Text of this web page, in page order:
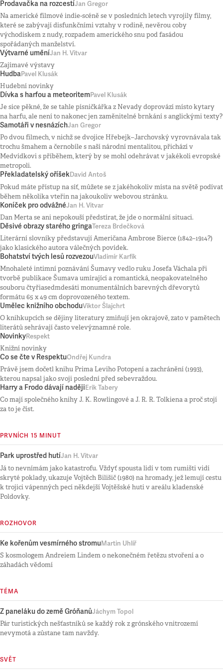
Prodavačka na rozcestíJan Gregor
Na americké filmové indie-scéně se v posledních letech vyrojily filmy,
které se zabývají disfunkčními vztahy v rodině, nevěrou coby
východiskem z nudy, rozpadem amerického snu pod fasádou
spořádaných manželství.
Výtvarné uměníJan H. Vitvar
Zajímavé výstavy
HudbaPavel Klusák
Hudební novinky
Dívka s harfou a meteoritemPavel Klusák
Je sice pěkné, že se tahle písničkářka z Nevady doprovází místo kytary
na harfu, ale není to nakonec jen zaměnitelné brnkání s anglickými texty?
Samotáři v nesnázíchJan Gregor
Po dvou filmech, v nichž se dvojice Hřebejk–Jarchovský vyrovnávala tak
trochu šmahem a černobíle s naší národní mentalitou, přichází v
Medvídkovi s příběhem, který by se mohl odehrávat v jakékoli evropské
metropoli.
Překladatelský oříšekDavid Antoš
Pokud máte přístup na síť, můžete se z jakéhokoliv místa na světě podívat
během několika vteřin na jakoukoliv webovou stránku.
Koníček pro odvážnéJan H. Vitvar
Dan Merta se ani nepokouší předstírat, že jde o normální situaci.
Děsivé obrazy starého gringaTereza Brdečková
Literární slovníky představují Američana Ambrose Bierce (1842–1914?)
jako klasického autora válečných povídek.
Bohatství tvých lesů rozvezouVladimír Karfík
Mnohaleté intimní poznávání Šumavy vedlo ruku Josefa Váchala při
tvorbě publikace Šumava umírající a romantická, neopakovatelného
souboru čtyřiasedmdesáti monumentálních barevných dřevorytů
formátu 65 x 49 cm doprovozeného textem.
Umělec knižního obchoduViktor Šlajchrt
O knihkupcích se dějiny literatury zmiňují jen okrajově, zato v pamětech
literátů sehrávají často velevýznamné role.
NovinkyRespekt
Knižní novinky
Co se čte v RespektuOndřej Kundra
Právě jsem dočetl knihu Prima Leviho Potopení a zachránění (1993),
kterou napsal jako svoji poslední před sebevraždou.
Harry a Frodo dávají nadějiErik Tabery
Co mají společného knihy J. K. Rowlingové a J. R. R. Tolkiena a proč stojí
za to je číst.
PRVNÍCH 15 MINUT
Park uprostřed hutíJan H. Vitvar
Já to nevnímám jako katastrofu. Vždyť spousta lidí v tom rumišti vidí
skryté poklady, ukazuje Vojtěch Bilišič (1980) na hromady, jež lemují cestu
k trojici vápenných pecí někdejší Vojtěšské huti v areálu kladenské
Poldovky.
ROZHOVOR
Ke kořenům vesmírného stromuMartin Uhlíř
S kosmologem Andreiem Lindem o nekonečném řetězu stvoření a o
záhadách vědomí
TÉMA
Z paneláku do země GróňanůJáchym Topol
Pár turistických nešťastníků se každý rok z grónského vnitrozemí
nevymotá a zůstane tam navždy.
SVĚT